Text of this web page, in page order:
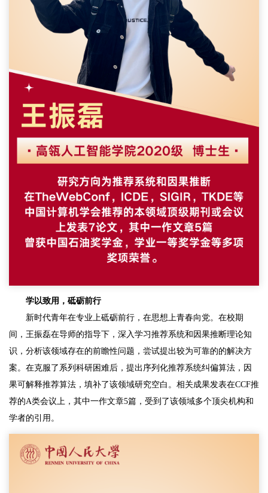
学以致用，砥砺前行
新时代青年在专业上砥砺前行，在思想上青春向党。在校期
间，王振磊在导师的指导下，深入学习推荐系统和因果推断理论知
识，分析该领域存在的前瞻性问题，尝试提出较为可靠的的解决方
案。在克服了系列科研困难后，提出序列化推荐系统纠偏算法，因
果可解释推荐算法，填补了该领域研究空白。相关成果发表在CCF推
荐的A类会议上，其中一作文章5篇，受到了该领域多个顶尖机构和
学者的引用。